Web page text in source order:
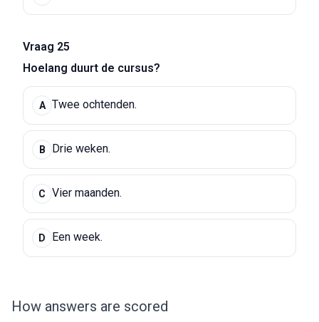
Vraag 25
Hoelang duurt de cursus?
A Twee ochtenden.
B Drie weken.
C Vier maanden.
D Een week.
How answers are scored